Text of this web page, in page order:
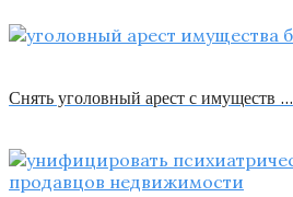
Снять уголовный арест с имуществ …